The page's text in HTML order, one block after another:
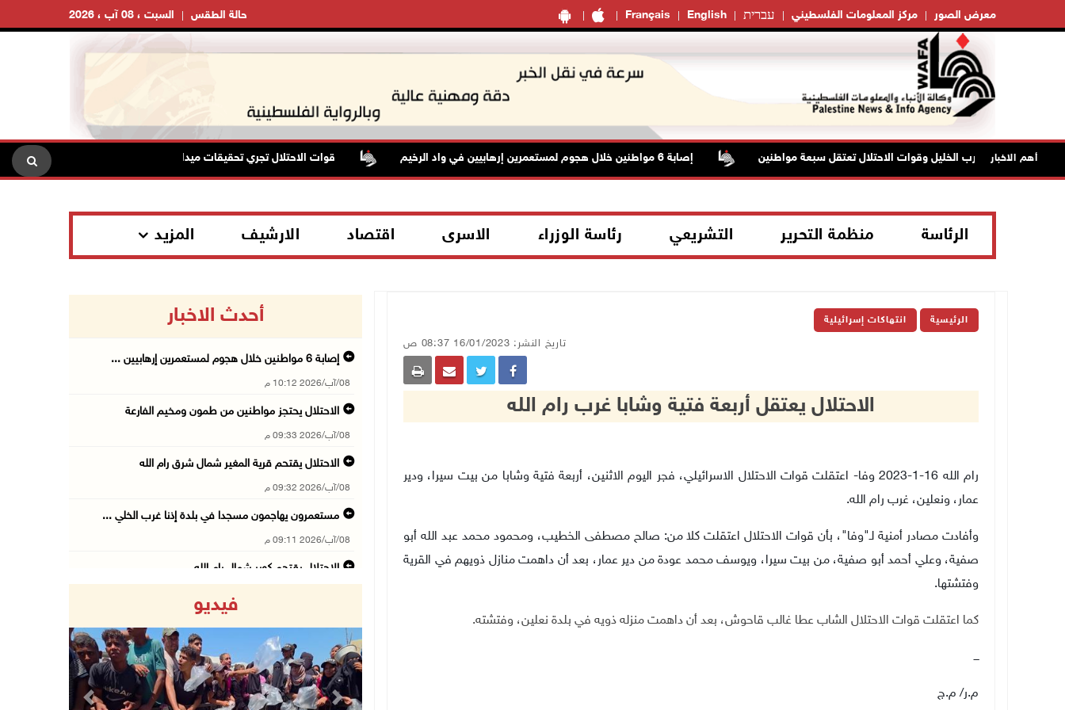
Français English עברית مركز المعلومات الفلسطيني معرض الصور السبت ، 08 آب ، 2026 حالة الطقس
أهم الاخبار
بلدة إذنا غرب الخليل وقوات الاحتلال تعتقل سبعة مواطنين إصابة 6 مواطنين خلال هجوم لمستعمرين إرهابيين في واد الرخيم قوات الاحتلال تجري تحقيقات ميدانية مع عشرات المواطنين في يعبد جنوب
الرئاسة منظمة التحرير التشريعي رئاسة الوزراء الاسرى اقتصاد الارشيف المزيد
الرئيسية انتهاكات إسرائيلية
تاريخ النشر: 16/01/2023 08:37 ص
الاحتلال يعتقل أربعة فتية وشابا غرب رام الله
رام الله 16-1-2023 وفا- اعتقلت قوات الاحتلال الاسرائيلي، فجر اليوم الاثنين، أربعة فتية وشابا من بيت سيرا، ودير
عمار، ونعلين، غرب رام الله.
وأفادت مصادر أمنية لـ"وفا"، بأن قوات الاحتلال اعتقلت كلا من: صالح مصطفى الخطيب، ومحمود محمد عبد الله أبو
صفية، وعلي أحمد أبو صفية، من بيت سيرا، ويوسف محمد عودة من دير عمار، بعد أن داهمت منازل ذويهم في القرية
وفتشتها.
كما اعتقلت قوات الاحتلال الشاب عطا غالب قاحوش، بعد أن داهمت منزله ذويه في بلدة نعلين، وفتشته.
ـــ
م.ر/ م.ج
أحدث الاخبار
إصابة 6 مواطنين خلال هجوم لمستعمرين إرهابيين ...
08/آب/2026 10:12 م
الاحتلال يحتجز مواطنين من طمون ومخيم الفارعة
08/آب/2026 09:33 م
الاحتلال يقتحم قرية المغير شمال شرق رام الله
08/آب/2026 09:32 م
مستعمرون يهاجمون مسجدا في بلدة إذنا غرب الخلي ...
08/آب/2026 09:11 م
الاحتلال يقتحم كوبر شمال رام الله
08/آب/2026 08:23 م
الاحتلال ينصب حواجز طيارة في محيط مخيم طولكرم ...
08/آب/2026 07:56 م
فيديو
Previous Next